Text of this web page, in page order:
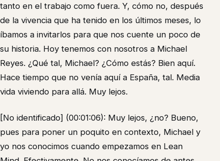
tanto en el trabajo como fuera. Y, cómo no, después
de la vivencia que ha tenido en los últimos meses, lo
íbamos a invitarlos para que nos cuente un poco de
su historia. Hoy tenemos con nosotros a Michael
Reyes. ¿Qué tal, Michael? ¿Cómo estás? Bien aquí.
Hace tiempo que no venía aquí a España, tal. Media
vida viviendo para allá. Muy lejos.
[No identificado] (00:01:06): Muy lejos, ¿no? Bueno,
pues para poner un poquito en contexto, Michael y
yo nos conocimos cuando empezamos en Lean